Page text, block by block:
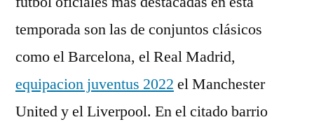
temporada son las de conjuntos clásicos
como el Barcelona, el Real Madrid,
equipacion juventus 2022 el Manchester
United y el Liverpool. En el citado barrio